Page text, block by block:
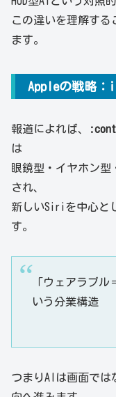
この違いを理解す
ます。
Appleの戦略
報道によれば、
は
眼鏡型・イヤホン型
され、
新しいSiriを中心と
す。
「ウェアラブル
いう分業構造
つまりAIは画面では